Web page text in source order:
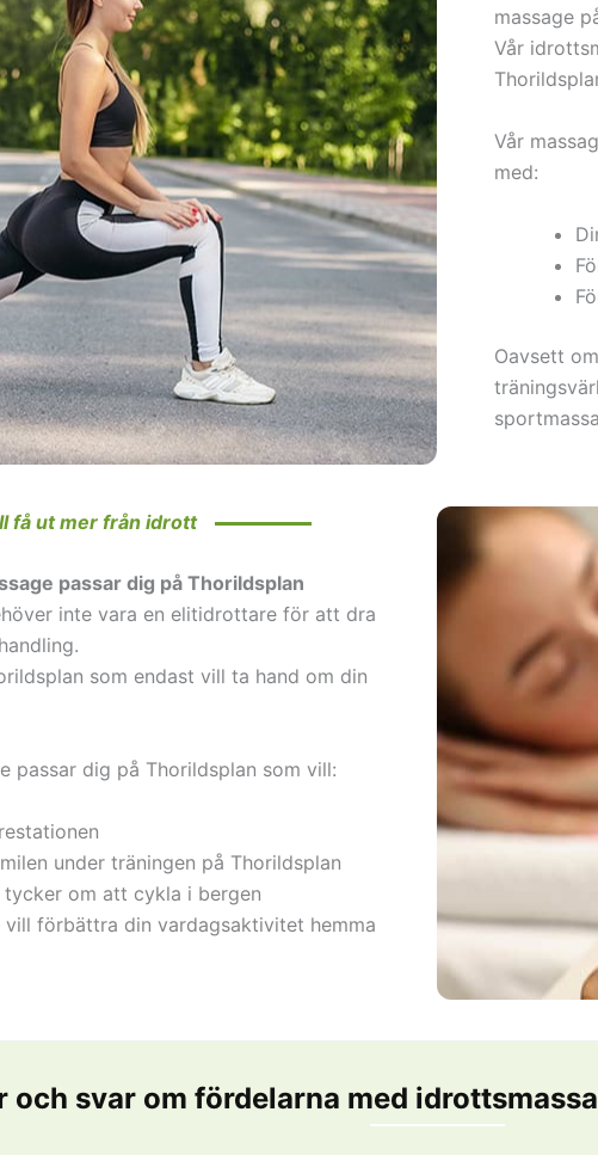
massage
Vår
Vår
med:
Oavsett
få ut mer från idrott
passar dig på Thorildsplan
inte vara en elitidrottare för att dra
som endast vill ta hand om din
passar dig på Thorildsplan som vill:
under träningen på Thorildsplan
om att cykla i bergen
förbättra din vardagsaktivitet hemma
och svar om fördelarna med